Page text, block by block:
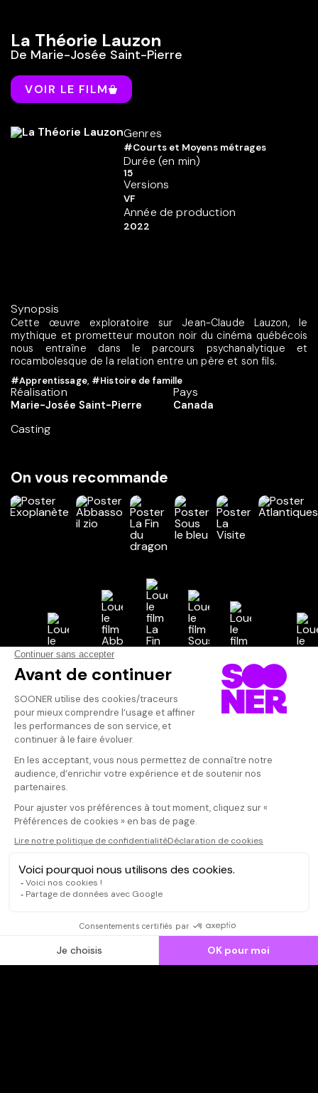
La Théorie Lauzon
De Marie-Josée Saint-Pierre
VOIR LE FILM
Genres
#Courts et Moyens métrages
Durée (en min)
15
Versions
VF
Année de production
2022
Synopsis
Cette œuvre exploratoire sur Jean-Claude Lauzon, le
mythique et prometteur mouton noir du cinéma québécois
nous entraîne dans le parcours psychanalytique et
rocambolesque de la relation entre un père et son fils.
#Apprentissage, #Histoire de famille
Réalisation
Marie-Josée Saint-Pierre
Casting
Pays
Canada
On vous recommande
Vos avis
Donnez votre avis
Votre note
Votre commentaire
Il faut vous connecter pour
publier un avis
CONNEXION
Qui sommes-nous ?